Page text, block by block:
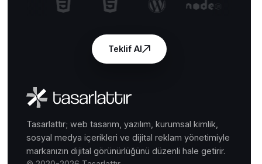
Teklif Al
Tasarlattır; web tasarım, yazılım, kurumsal kimlik,
sosyal medya içerikleri ve dijital reklam yönetimiyle
markanızın dijital görünürlüğünü düzenli hale getirir.